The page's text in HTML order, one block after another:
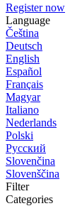
Register now
Language
Čeština
Deutsch
English
Español
Français
Magyar
Italiano
Nederlands
Polski
Русский
Slovenčina
Slovenščina
Filter
Categories